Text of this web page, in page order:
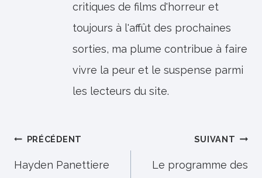
critiques de films d'horreur et
toujours à l'affût des prochaines
sorties, ma plume contribue à faire
vivre la peur et le suspense parmi
les lecteurs du site.
Navigation
de
PRÉCÉDENT
Hayden Panettiere
SUIVANT
Le programme des